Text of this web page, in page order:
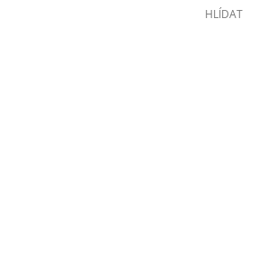
HLÍDAT